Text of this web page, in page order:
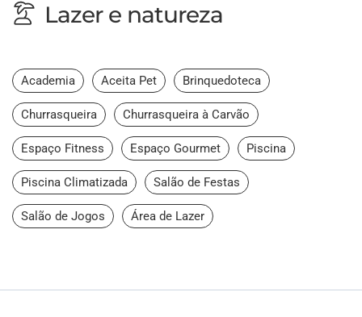
Lazer e natureza
Academia Aceita Pet Brinquedoteca
Churrasqueira Churrasqueira à Carvão
Espaço Fitness Espaço Gourmet Piscina
Piscina Climatizada Salão de Festas
Salão de Jogos Área de Lazer